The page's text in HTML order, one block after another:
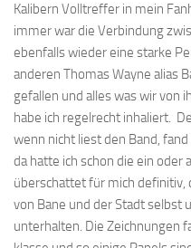
Kalibern Volltreffer in mein
immer war die Verbindung
ebenfalls wieder eine starke
anderen Thomas Wayne alias
gefallen und alles was wir von
habe ich regelrecht inhaliert.
wenn nicht liest den Band,
da hatte ich schon die ein oder
überschattet für mich definitiv,
von Bane und der Stadt selbst
unterhalten. Die Zeichnungen